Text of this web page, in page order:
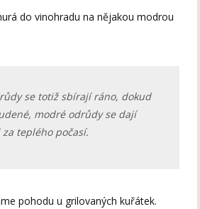
do vinohradu na nějakou modrou
se totiž sbírají ráno, dokud
modré odrůdy se dají
teplého počasí.
pohodu u grilovaných kuřátek.